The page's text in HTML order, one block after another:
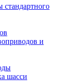
стандартного
и
шасси